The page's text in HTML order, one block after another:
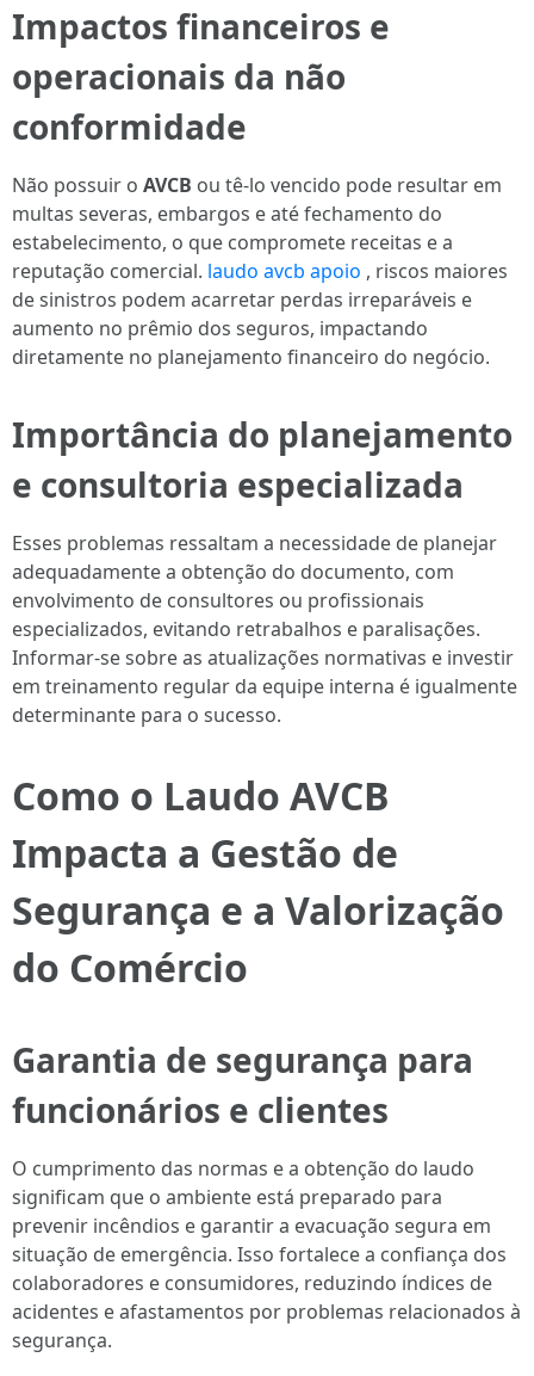
Impactos financeiros e
operacionais da não
conformidade
Não possuir o AVCB ou tê-lo vencido pode resultar em
multas severas, embargos e até fechamento do
estabelecimento, o que compromete receitas e a
reputação comercial. laudo avcb apoio , riscos maiores
de sinistros podem acarretar perdas irreparáveis e
aumento no prêmio dos seguros, impactando
diretamente no planejamento financeiro do negócio.
Importância do planejamento
e consultoria especializada
Esses problemas ressaltam a necessidade de planejar
adequadamente a obtenção do documento, com
envolvimento de consultores ou profissionais
especializados, evitando retrabalhos e paralisações.
Informar-se sobre as atualizações normativas e investir
em treinamento regular da equipe interna é igualmente
determinante para o sucesso.
Como o Laudo AVCB
Impacta a Gestão de
Segurança e a Valorização
do Comércio
Garantia de segurança para
funcionários e clientes
O cumprimento das normas e a obtenção do laudo
significam que o ambiente está preparado para
prevenir incêndios e garantir a evacuação segura em
situação de emergência. Isso fortalece a confiança dos
colaboradores e consumidores, reduzindo índices de
acidentes e afastamentos por problemas relacionados à
segurança.